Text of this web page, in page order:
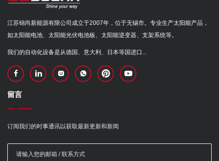
江苏锦尚新能源有限公司成立于2007年，位于无锡市。专业生产太阳能产品，
如太阳能电池、太阳能光伏电池板、太阳能逆变器、支架系统等。
我们的自动化设备是从德国、意大利、日本等国进口...
留言
订阅我们的时事通讯以获取最新更新和新闻